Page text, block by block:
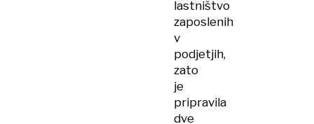
lastništvo
zaposlenih
v
podjetjih,
zato
je
pripravila
dve